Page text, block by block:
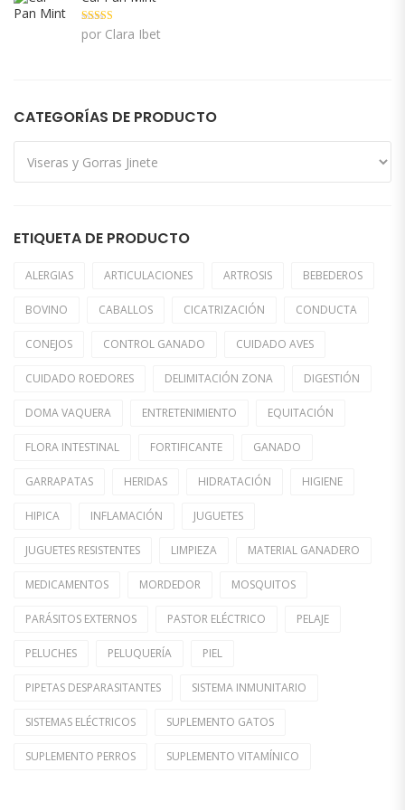
Valorado con
5 de 5
por Clara Ibet
CATEGORÍAS DE PRODUCTO
ETIQUETA DE PRODUCTO
ALERGIAS ARTICULACIONES ARTROSIS BEBEDEROS
BOVINO CABALLOS CICATRIZACIÓN CONDUCTA
CONEJOS CONTROL GANADO CUIDADO AVES
CUIDADO ROEDORES DELIMITACIÓN ZONA DIGESTIÓN
DOMA VAQUERA ENTRETENIMIENTO EQUITACIÓN
FLORA INTESTINAL FORTIFICANTE GANADO
GARRAPATAS HERIDAS HIDRATACIÓN HIGIENE
HIPICA INFLAMACIÓN JUGUETES
JUGUETES RESISTENTES LIMPIEZA MATERIAL GANADERO
MEDICAMENTOS MORDEDOR MOSQUITOS
PARÁSITOS EXTERNOS PASTOR ELÉCTRICO PELAJE
PELUCHES PELUQUERÍA PIEL
PIPETAS DESPARASITANTES SISTEMA INMUNITARIO
SISTEMAS ELÉCTRICOS SUPLEMENTO GATOS
SUPLEMENTO PERROS SUPLEMENTO VITAMÍNICO